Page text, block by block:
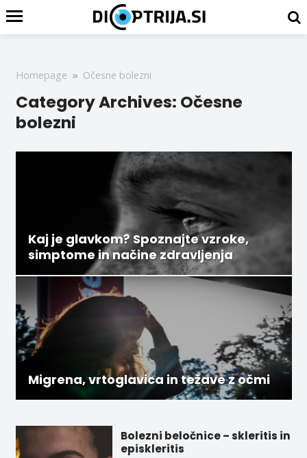
Homepage » Očesne bolezni
Category Archives: Očesne
bolezni
Kaj je glavkom? Spoznajte vzroke,
simptome in načine zdravljenja
Migrena, vrtoglavica in težave z očmi
Bolezni beločnice – skleritis in
episkleritis